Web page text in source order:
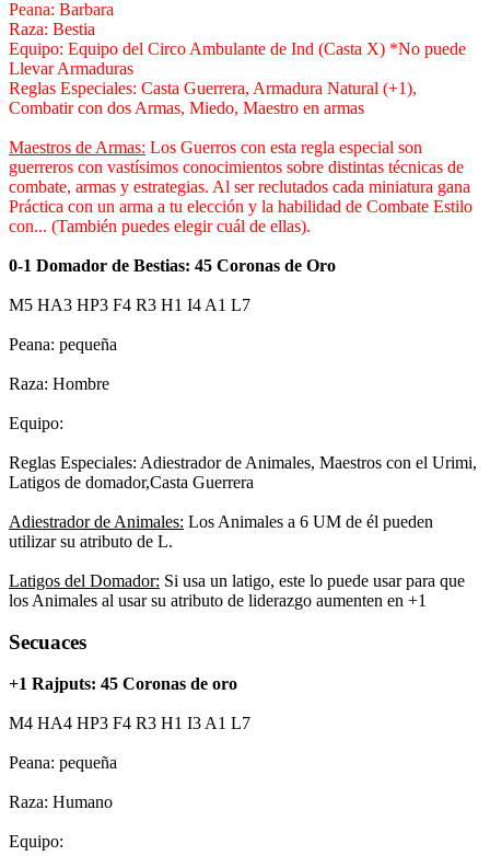
Peana: Barbara
Raza: Bestia
Equipo: Equipo del Circo Ambulante de Ind (Casta X) *No puede
Llevar Armaduras
Reglas Especiales: Casta Guerrera, Armadura Natural (+1),
Combatir con dos Armas, Miedo, Maestro en armas
Maestros de Armas: Los Guerros con esta regla especial son
guerreros con vastísimos conocimientos sobre distintas técnicas de
combate, armas y estrategias. Al ser reclutados cada miniatura gana
Práctica con un arma a tu elección y la habilidad de Combate Estilo
con... (También puedes elegir cuál de ellas).
0-1 Domador de Bestias: 45 Coronas de Oro
M5 HA3 HP3 F4 R3 H1 I4 A1 L7
Peana: pequeña
Raza: Hombre
Equipo:
Reglas Especiales: Adiestrador de Animales, Maestros con el Urimi,
Latigos de domador,Casta Guerrera
Adiestrador de Animales: Los Animales a 6 UM de él pueden
utilizar su atributo de L.
Latigos del Domador: Si usa un latigo, este lo puede usar para que
los Animales al usar su atributo de liderazgo aumenten en +1
Secuaces
+1 Rajputs: 45 Coronas de oro
M4 HA4 HP3 F4 R3 H1 I3 A1 L7
Peana: pequeña
Raza: Humano
Equipo: